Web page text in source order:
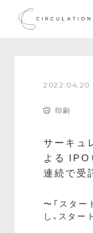
2022.04.20
印刷
サーキュ
よる IPO
連続で受
〜「スター
し、スタ